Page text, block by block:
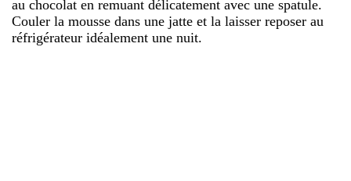
au chocolat en remuant délicatement avec une spatule.
Couler la mousse dans une jatte et la laisser reposer au
réfrigérateur idéalement une nuit.